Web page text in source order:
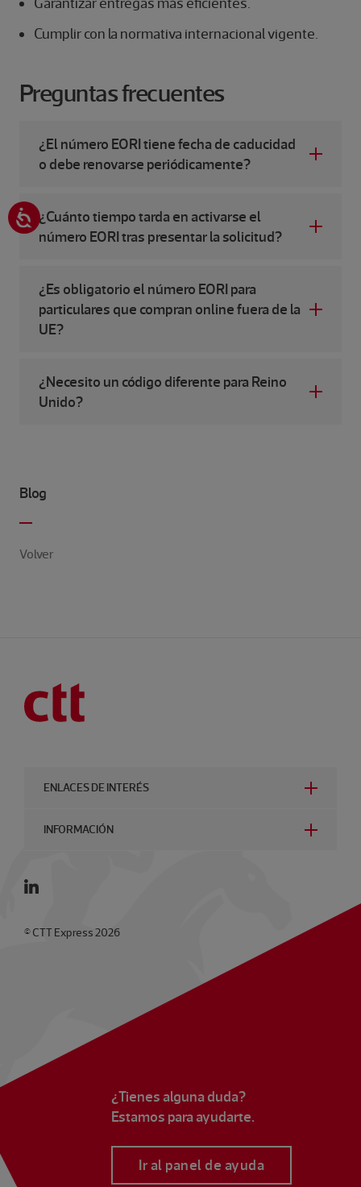
Cumplir con la normativa internacional vigente.
Preguntas frecuentes
¿El número EORI tiene fecha de caducidad
o debe renovarse periódicamente?
¿Cuánto tiempo tarda en activarse el
número EORI tras presentar la solicitud?
¿Es obligatorio el número EORI para
particulares que compran online fuera de la
UE?
¿Necesito un código diferente para Reino
Unido?
Blog
Volver
ENLACES DE INTERÉS
INFORMACIÓN
© CTT Express 2026
¿Tienes alguna duda?
Estamos para ayudarte.
Ir al panel de ayuda